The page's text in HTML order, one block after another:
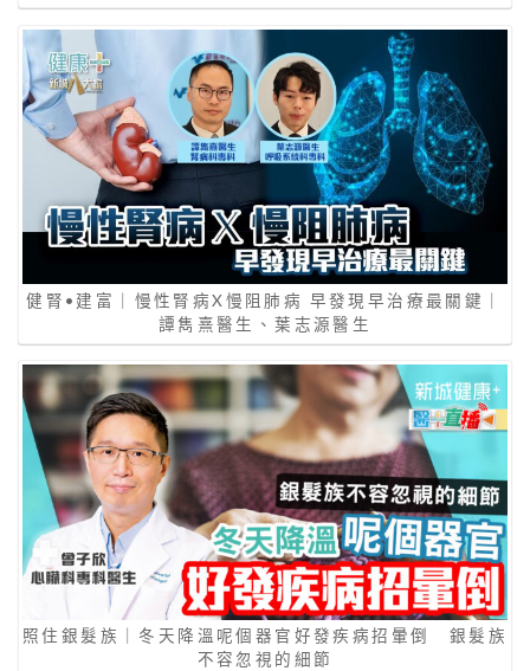
健腎•建富｜慢性腎病X慢阻肺病 早發現早治療最關鍵｜
譚雋熹醫生、葉志源醫生
照住銀髮族｜冬天降溫呢個器官好發疾病招暈倒 銀髮族
不容忽視的細節